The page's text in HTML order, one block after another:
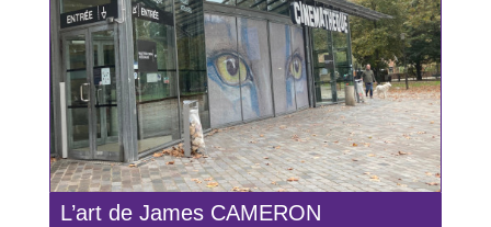
L’art de James CAMERON